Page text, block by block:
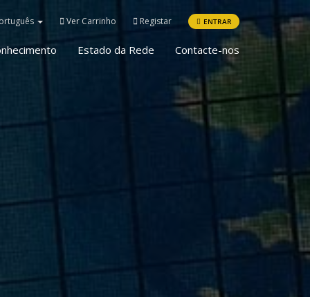
Ver Carrinho Registar ENTRAR
Estado da Rede Contacte-nos